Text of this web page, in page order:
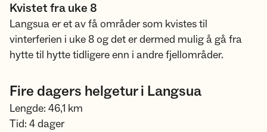
Kvistet fra uke 8
Langsua er et av få områder som kvistes til
vinterferien i uke 8 og det er dermed mulig å gå fra
hytte til hytte tidligere enn i andre fjellområder.
Fire dagers helgetur i Langsua
Lengde: 46,1 km
Tid: 4 dager